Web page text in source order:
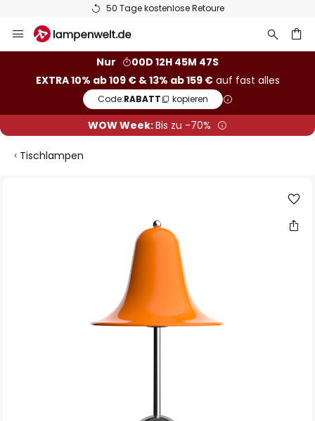
50 Tage kostenlose Retoure
Inhalt
Nur
00D 12H 45M 46S
EXTRA 10% ab 109 € & 13% ab 159 €auf fast alles
Code:RABATT kopieren
WOW Week:Bis zu -70%
Tischlampen